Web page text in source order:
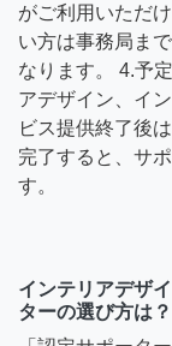
がご利用いただ
い方は事務局ま
なります。 4.予
アデザイン、イ
ビス提供終了後
完了すると、サ
す。
インテリアデザ
ターの選び方は？